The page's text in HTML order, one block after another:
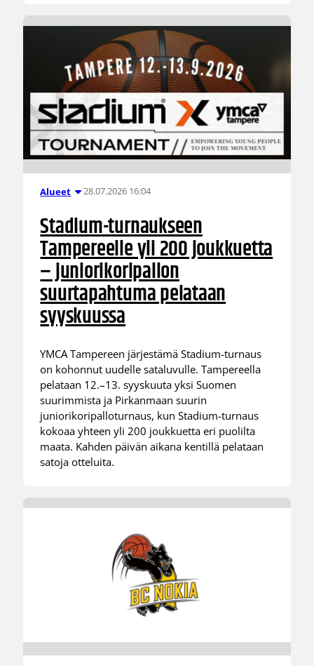
Alueet 28.07.2026 16:04
Stadium-turnaukseen
Tampereelle yli 200 joukkuetta
– juniorikoripallon
suurtapahtuma pelataan
syyskuussa
YMCA Tampereen järjestämä Stadium-turnaus
on kohonnut uudelle sataluvulle. Tampereella
pelataan 12.–13. syyskuuta yksi Suomen
suurimmista ja Pirkanmaan suurin
juniorikoripalloturnaus, kun Stadium-turnaus
kokoaa yhteen yli 200 joukkuetta eri puolilta
maata. Kahden päivän aikana kentillä pelataan
satoja otteluita.